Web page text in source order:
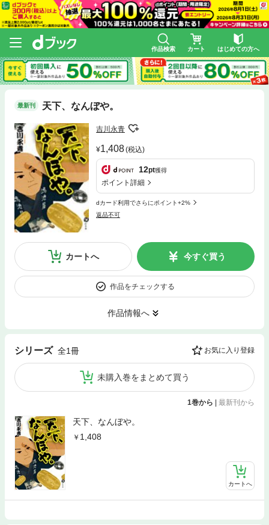
作品検索 カート はじめての方へ
最新刊 天下、なんぼや。
吉川永青
1,408(税込)
12pt獲得
ポイント詳細
dカード利用でさらにポイント+2%
返品不可
カートへ 今すぐ買う
作品をチェックする
作品情報へ
シリーズ 全1冊 お気に入り登録
未購入巻をまとめて買う
1巻から 最新刊から
天下、なんぼや。
1,408
カートへ